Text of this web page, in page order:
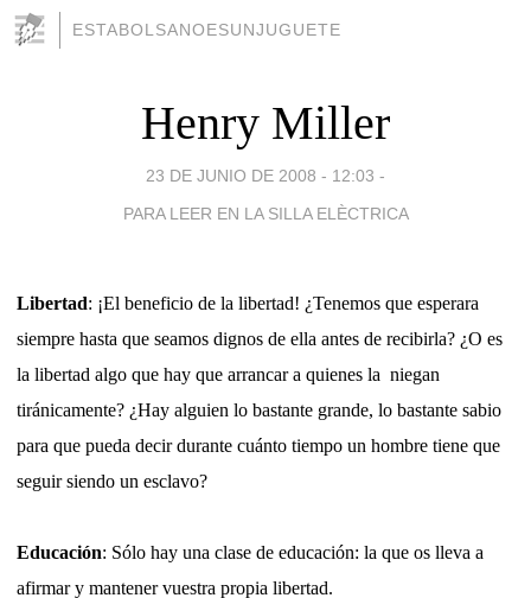
ESTABOLSANOESUNJUGUETE
Henry Miller
23 DE JUNIO DE 2008 - 12:03 -
PARA LEER EN LA SILLA ELÈCTRICA
Libertad: ¡El beneficio de la libertad! ¿Tenemos que esperara
siempre hasta que seamos dignos de ella antes de recibirla? ¿O es
la libertad algo que hay que arrancar a quienes la niegan
tiránicamente? ¿Hay alguien lo bastante grande, lo bastante sabio
para que pueda decir durante cuánto tiempo un hombre tiene que
seguir siendo un esclavo?
Educación: Sólo hay una clase de educación: la que os lleva a
afirmar y mantener vuestra propia libertad.